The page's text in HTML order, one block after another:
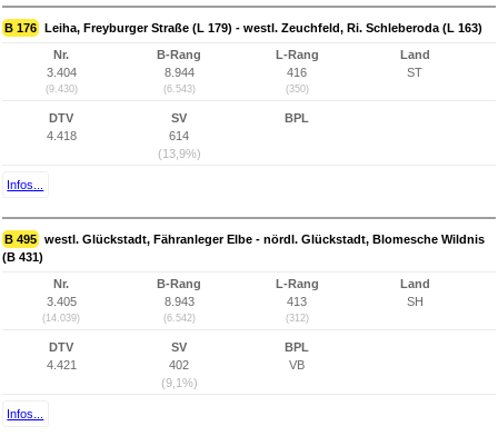
B 176 Leiha, Freyburger Straße (L 179) - westl. Zeuchfeld, Ri. Schleberoda (L 163)
Nr.
3.404
(9.430)
B-Rang
8.944
(6.543)
L-Rang
416
(350)
Land
ST
DTV
4.418
SV
614
(13,9%)
BPL
Infos...
B 495 westl. Glückstadt, Fähranleger Elbe - nördl. Glückstadt, Blomesche Wildnis
(B 431)
Nr.
3.405
(14.039)
B-Rang
8.943
(6.542)
L-Rang
413
(312)
Land
SH
DTV
4.421
SV
402
(9,1%)
BPL
VB
Infos...